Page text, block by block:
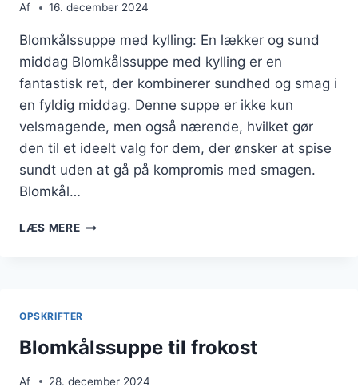
Af 16. december 2024
Blomkålssuppe med kylling: En lækker og sund
middag Blomkålssuppe med kylling er en
fantastisk ret, der kombinerer sundhed og smag i
en fyldig middag. Denne suppe er ikke kun
velsmagende, men også nærende, hvilket gør
den til et ideelt valg for dem, der ønsker at spise
sundt uden at gå på kompromis med smagen.
Blomkål…
LÆS MEREBLOMKÅLSSUPPE
OPSKRIFTER
Blomkålssuppe til frokost
Af 28. december 2024